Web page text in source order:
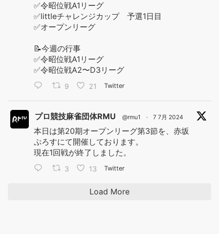
✅令昭位戦A1リーグ
✅littleチャレンジカップ 予選1日目
✅オープンリーグ
📝今週の行事
✅令昭位戦A1リーグ
✅令昭位戦A2〜D3リーグ
9 21 Twitter
プロ競技麻雀団体RMU @rmu1 · 7 7月 2024
本日は第20期オープンリーグ第3節を、赤坂
ぷろすにて開催しております。
現在1回戦が終了しました。
3 13 Twitter
Load More